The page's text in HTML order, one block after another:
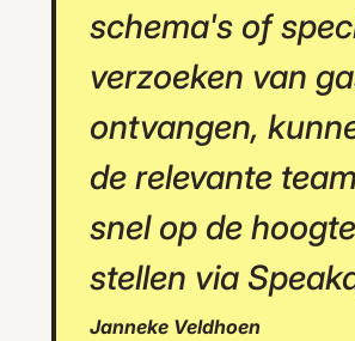
schema's of
verzoeken van
ontvangen,
de relevante
snel op de hoogte
stellen via
Janneke Veldhoen